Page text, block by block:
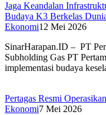
Jaga Keandalan
Budaya K3 Berkelas
Ekonomi12 Mei 2026
SinarHarapan.ID – PT
Subholding Gas PT
implementasi budaya
Pertagas Resmi
Ekonomi7 Mei 2026